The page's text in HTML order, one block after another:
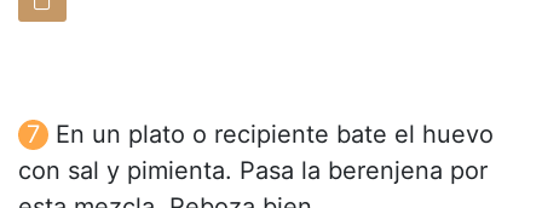
En un plato o recipiente bate el huevo
con sal y pimienta. Pasa la berenjena por